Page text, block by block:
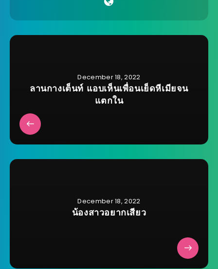
December 18, 2022
ลานกางเต็นท์ แอบเห็นเพื่อนเย็ดหีเมียจน
แตกใน
December 18, 2022
น้องสาวอยากเสียว